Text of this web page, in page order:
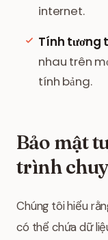
internet.
Tính tương
nhau trên
tính bảng.
Bảo mật
trình
Chúng tôi hiểu
có thể chứa dữ